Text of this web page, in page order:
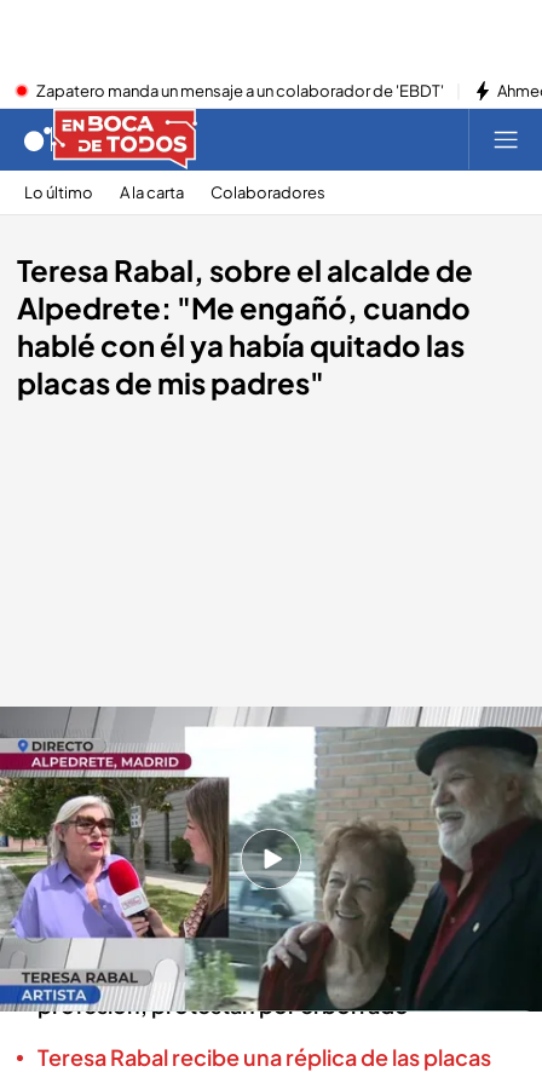
Zapatero manda un mensaje a un colaborador de 'EBDT'
Lo último A la carta Colaboradores
Teresa Rabal, sobre el alcalde de
Alpedrete: "Me engañó, cuando
hablé con él ya había quitado las
placas de mis padres"
Teresa Rabal, hija de Paco Rabal y Asunción Balaguer.cuatro.com
En boca de todos
13 MAY 2024 - 13:20h.
Paco Rabal y Asunción Balaguer, borrados de
Alpedrete
Familiares, políticos, vecinos y compañeros de
profesión, protestan por el borrado
Teresa Rabal recibe una réplica de las placas